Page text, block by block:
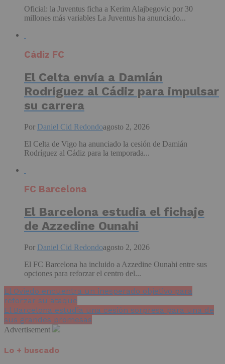
Oficial: la Juventus ficha a Kerim Alajbegovic por 30
millones más variables La Juventus ha anunciado...
Cádiz FC
El Celta envía a Damián
Rodríguez al Cádiz para impulsar
su carrera
Por Daniel Cid Redondoagosto 2, 2026
El Celta de Vigo ha anunciado la cesión de Damián
Rodríguez al Cádiz para la temporada...
FC Barcelona
El Barcelona estudia el fichaje
de Azzedine Ounahi
Por Daniel Cid Redondoagosto 2, 2026
El FC Barcelona ha incluido a Azzedine Ounahi entre sus
opciones para reforzar el centro del...
El Oviedo encuentra un inesperado objetivo para
reforzar su ataque
El Barcelona estudia una cesión sorpresa para una de
sus grandes promesas
Advertisement
Lo + buscado